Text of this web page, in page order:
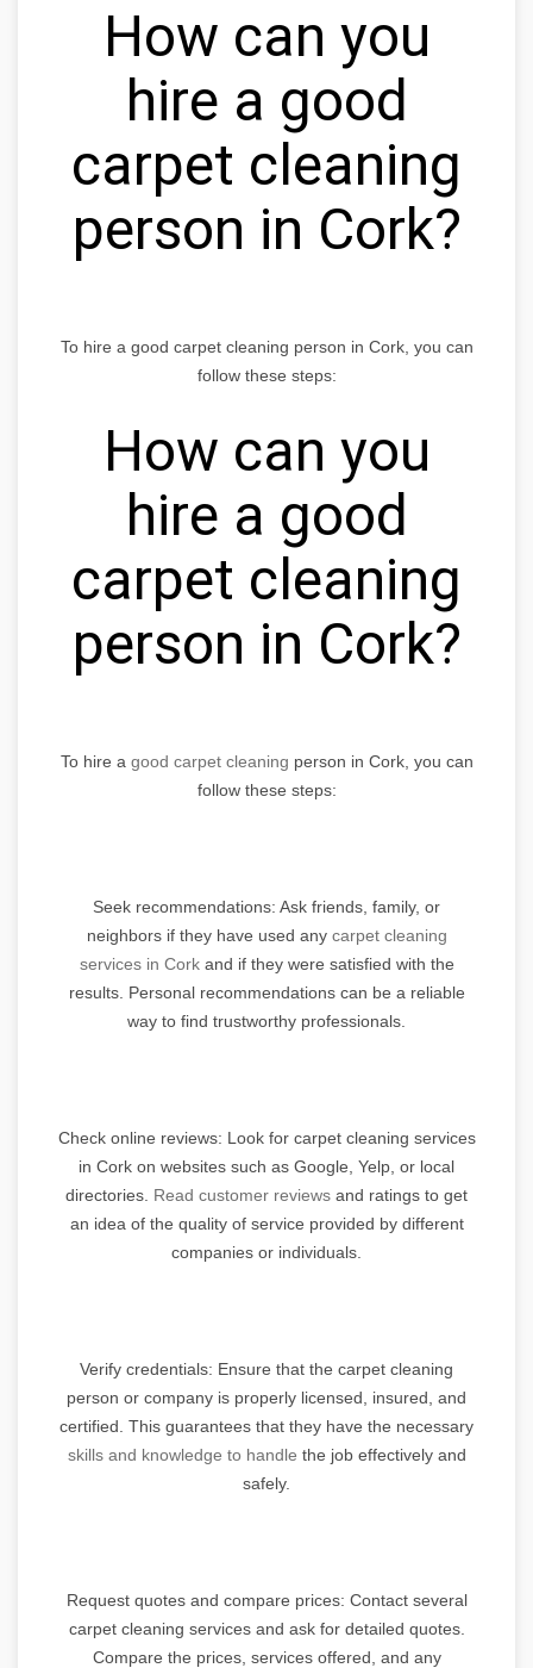
How can you
hire a good
carpet cleaning
person in Cork?
To hire a good carpet cleaning person in Cork, you can
follow these steps:
How can you
hire a good
carpet cleaning
person in Cork?
To hire a good carpet cleaning person in Cork, you can
follow these steps:
Seek recommendations: Ask friends, family, or
neighbors if they have used any carpet cleaning
services in Corkand if they were satisfied with the
results. Personal recommendations can be a reliable
way to find trustworthy professionals.
Check online reviews: Look for carpet cleaning services
in Cork on websites such as Google, Yelp, or local
directories. Read customer reviews and ratings to get
an idea of the quality of service provided by different
companies or individuals.
Verify credentials: Ensure that the carpet cleaning
person or company is properly licensed, insured, and
certified. This guarantees that they have the necessary
skills and knowledge to handle the job effectively and
safely.
Request quotes and compare prices: Contact several
carpet cleaning services and ask for detailed quotes.
Compare the prices, services offered, and any